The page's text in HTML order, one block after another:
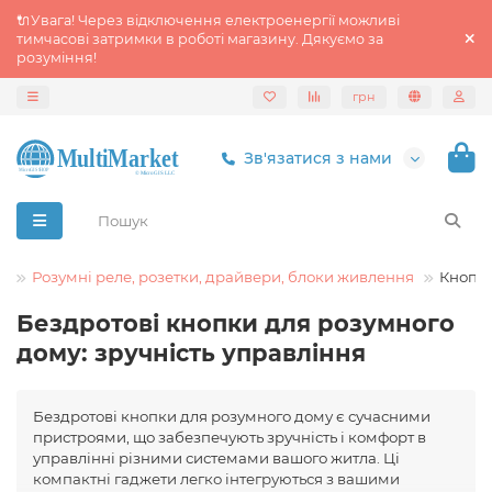
🔌Увага! Через відключення електроенергії можливі
тимчасові затримки в роботі магазину. Дякуємо за
розуміння!
грн
Зв'язатися з нами
Розумні реле, розетки, драйвери, блоки живлення
Бездротові кнопки для розумного
дому: зручність управління
Бездротові кнопки для розумного дому є сучасними
пристроями, що забезпечують зручність і комфорт в
управлінні різними системами вашого житла. Ці
компактні гаджети легко інтегруються з вашими